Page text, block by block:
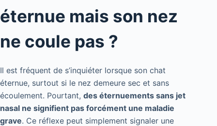
éternue mais son nez
ne coule pas ?
Il est fréquent de s’inquiéter lorsque son chat
éternue, surtout si le nez demeure sec et sans
écoulement. Pourtant, des éternuements sans jet
nasal ne signifient pas forcément une maladie
grave. Ce réflexe peut simplement signaler une